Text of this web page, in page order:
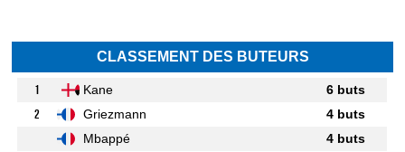
CLASSEMENT DES BUTEURS
1 Kane
6 buts
2
Griezmann
4 buts
Mbappé
4 buts